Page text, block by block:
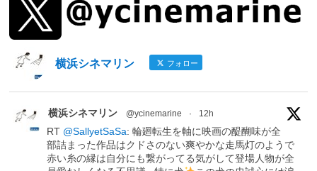
横浜シネマリン フォロー
横浜シネマリン @ycinemarine · 12h
RT @SallyetSaSa: 輪廻転生を軸に映画の醍醐味が全
部詰まった作品はクドさのない爽やかな走馬灯のようで
赤い糸の縁は自分にも繋がってる気がして登場人物が全